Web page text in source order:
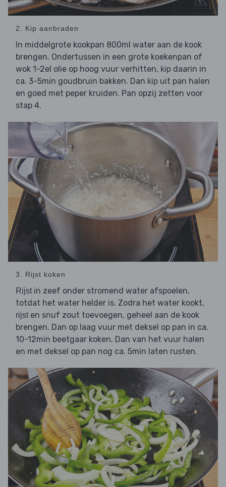
2. Kip aanbraden
In middelgrote kookpan 800ml water aan de kook
brengen. Ondertussen in een grote koekenpan of
wok 1-2el olie op hoog vuur verhitten, kip daarin in
ca. 3-5min goudbruin bakken. Dan kip uit pan halen
en goed met peper kruiden. Pan opzij zetten voor
stap 4.
3. Rijst koken
Rijstin zeef onder stromend water afspoelen,
totdat het water helder is. Zodra het water kookt,
rijsten snuf zout toevoegen, geheel aan de kook
brengen. Dan op laag vuur met deksel op pan in ca.
10-12min beetgaar koken. Dan van het vuur halen
en met deksel op pan nog ca. 5min laten rusten.